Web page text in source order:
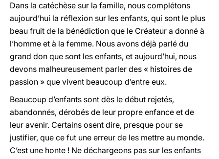
Dans la catéchèse sur la famille, nous complétons
aujourd’hui la réflexion sur les enfants, qui sont le plus
beau fruit de la bénédiction que le Créateur a donné à
l’homme et à la femme. Nous avons déjà parlé du
grand don que sont les enfants, et aujourd’hui, nous
devons malheureusement parler des « histoires de
passion » que vivent beaucoup d’entre eux.
Beaucoup d’enfants sont dès le début rejetés,
abandonnés, dérobés de leur propre enfance et de
leur avenir. Certains osent dire, presque pour se
justifier, que ce fut une erreur de les mettre au monde.
C’est une honte ! Ne déchargeons pas sur les enfants